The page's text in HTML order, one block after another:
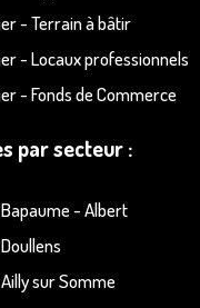
- Terrain à bâtir
- Locaux professionnels
- Fonds de Commerce
par secteur :
- Albert
sur Somme